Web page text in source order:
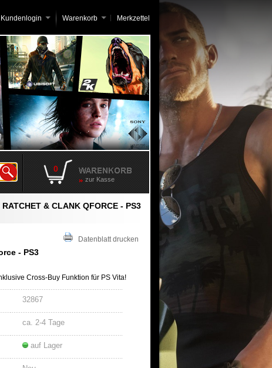
Kundenlogin Merkzettel
Warenkorb
0
zur Kasse
RATCHET & CLANK QFORCE - PS3
Datenblatt drucken
- PS3
Cross-Buy Funktion für PS Vita!
32867
ca. 2-4 Tage
auf Lager